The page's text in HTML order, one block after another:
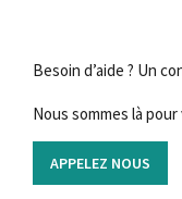
Besoin d’aide ? Un
Nous sommes là
APPELEZ NOUS